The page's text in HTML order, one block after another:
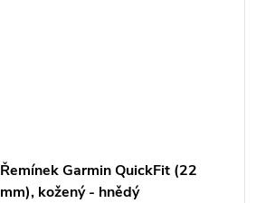
Řemínek Garmin QuickFit (22
mm), kožený - hnědý